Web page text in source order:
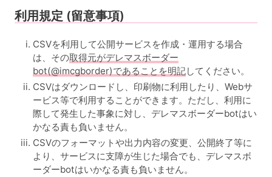
利用規定 (留意事項)
CSVを利用して公開サービスを作成・運用する場合
は、その取得元がデレマスボーダー
bot(@imcgborder)であることを明記してください。
CSVはダウンロードし、印刷物に利用したり、Webサ
ービス等で利用することができます。ただし、利用に
際して発生した事象に対し、デレマスボーダーbotはい
かなる責も負いません。
CSVのフォーマットや出力内容の変更、公開終了等に
より、サービスに支障が生じた場合でも、デレマスボ
ーダーbotはいかなる責も負いません。